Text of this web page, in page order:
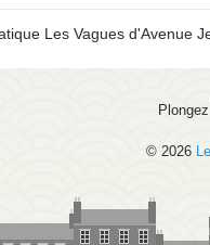
Les Vagues d'Avenue
© 2026